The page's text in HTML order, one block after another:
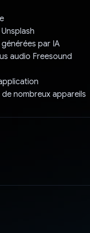
par IA
audio Freesound
nombreux appareils